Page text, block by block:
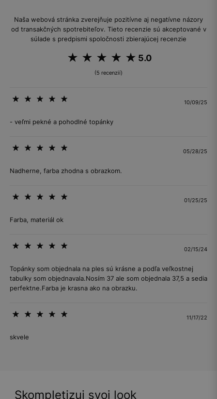
Naša webová stránka zverejňuje pozitívne aj negatívne názory
od transakčných spotrebiteľov. Tieto recenzie sú akceptované v
súlade s predpismi spoločnosti zbierajúcej recenzie
5.0
(5 recenzií)
10/09/25
- veľmi pekné a pohodlné topánky
05/28/25
Nadherne, farba zhodna s obrazkom.
01/25/25
Farba, materiál ok
02/15/24
Topánky som objednala na ples sú krásne a podľa veľkostnej
tabulky som objednavala.Nosím 37 ale som objednala 37,5 a sedia
perfektne.Farba je krasna ako na obrazku.
11/17/22
skvele
Skompletizuj svoj look